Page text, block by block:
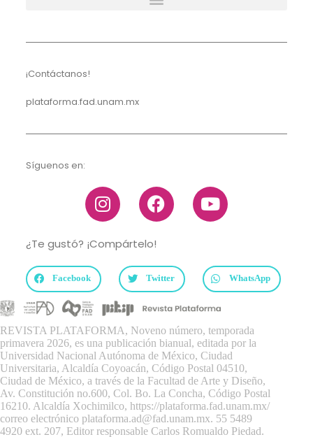
¡Contáctanos!
plataforma.fad.unam.mx
Síguenos en:
¿Te gustó? ¡Compártelo!
Facebook Twitter WhatsApp
REVISTA PLATAFORMA, Noveno número, temporada
primavera 2026, es una publicación bianual, editada por la
Universidad Nacional Autónoma de México, Ciudad
Universitaria, Alcaldía Coyoacán, Código Postal 04510,
Ciudad de México, a través de la Facultad de Arte y Diseño,
Av. Constitución no.600, Col. Bo. La Concha, Código Postal
16210. Alcaldía Xochimilco, https://plataforma.fad.unam.mx/
correo electrónico plataforma.ad@fad.unam.mx. 55 5489
4920 ext. 207, Editor responsable Carlos Romualdo Piedad.